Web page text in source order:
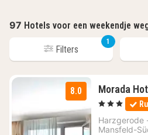
97 Hotels voor een weekendje
Filters
1
8.0 Morada
, 3 Sterren
Harzgerode ·
Mansfeld-